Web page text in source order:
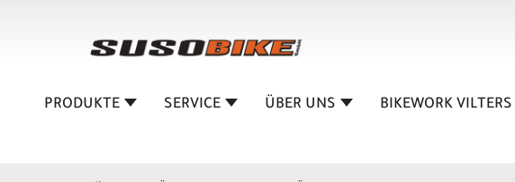
PRODUKTE SERVICE ÜBER UNS BIKEWORK VILTERS